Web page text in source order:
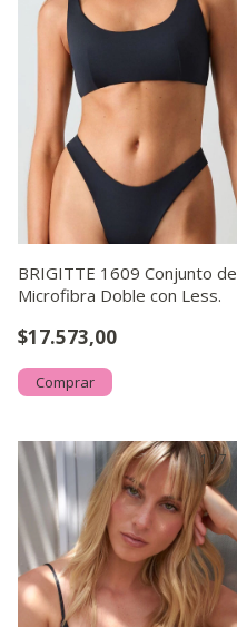
BRIGITTE 1609 Conjunto de
Microfibra Doble con Less.
$17.573,00
Comprar
1/7